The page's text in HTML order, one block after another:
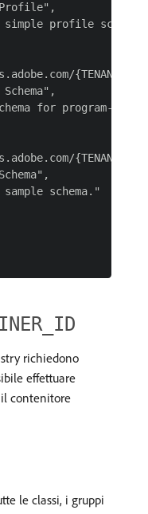
profile
Schema",
for program-
schema."
richiedono
effettuare
contenitore
le classi, i gruppi